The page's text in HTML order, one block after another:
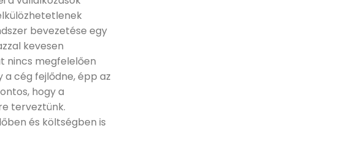
bevezetése egy
kevesen
nincs megfelelően
cég fejlődne, épp az
hogy a
terveztünk.
és költségben is